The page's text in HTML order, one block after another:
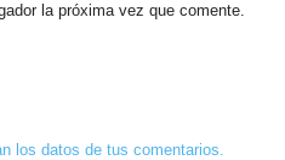
la próxima vez que comente.
los datos de tus comentarios.